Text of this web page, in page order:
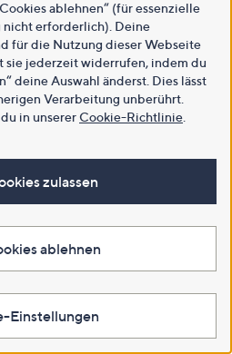
ablehnen“ (für essenzielle
nicht erforderlich). Deine
für die Nutzung dieser Webseite
sie jederzeit widerrufen, indem du
deine Auswahl änderst. Dies lässt
Verarbeitung unberührt.
in unsererCookie-Richtlinie
zulassen
ablehnen
Einstellungen